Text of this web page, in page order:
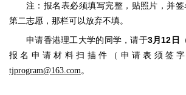
注：报名表必须填写完整，贴照片，并
第二志愿，那栏可以放弃不填。
申请香港理工大学的同学，请于3月12日
报名申请材料扫描件（申请表须签
tjprogram@163.com 。